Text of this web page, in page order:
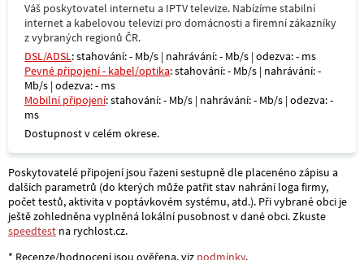
Váš poskytovatel internetu a IPTV televize. Nabízíme stabilní
internet a kabelovou televizi pro domácnosti a firemní zákazníky
z vybraných regionů ČR.
DSL/ADSL: stahování: - Mb/s | nahrávání: - Mb/s | odezva: - ms
Pevné připojení - kabel/optika: stahování: - Mb/s | nahrávání: -
Mb/s | odezva: - ms
Mobilní připojení: stahování: - Mb/s | nahrávání: - Mb/s | odezva: -
ms
Dostupnost v celém okrese.
Poskytovatelé připojení jsou řazeni sestupně dle placenéno zápisu a
dalších parametrů (do kterých může patřit stav nahrání loga firmy,
počet testů, aktivita v poptávkovém systému, atd.). Při vybrané obci je
ještě zohledněna vyplněná lokální pusobnost v dané obci. Zkuste
speedtest na rychlost.cz.
* Recenze/hodnocení jsou ověřena, viz podmínky.